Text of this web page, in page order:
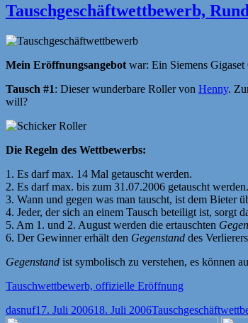
Tauschgeschäftwettbewerb,
Mein Eröffnungsangebot war: Ein Siemens
Tausch #1: Dieser wunderbare Roller von Henny.
will?
Die Regeln des Wettbewerbs:
1. Es darf max. 14 Mal getauscht werden.
2. Es darf max. bis zum 31.07.2006 getauscht werden.
3. Wann und gegen was man tauscht, ist dem Bieter
4. Jeder, der sich an einem Tausch beteiligt ist, sorgt
5. Am 1. und 2. August werden die ertauschten
6. Der Gewinner erhält den Gegenstand des
Gegenstand ist symbolisch zu verstehen, es können
Tauschwettbewerb, offizielle Eröffnung
Autor
dasnufVeröffentlicht
17. Juli 200618. Juli 2006Kategorien